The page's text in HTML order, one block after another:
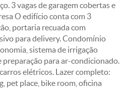
3 vagas de garagem cobertas e
O edifício conta com 3
portaria recuada com
para delivery. Condomínio
sistema de irrigação
para ar-condicionado.
elétricos. Lazer completo:
pet place, bike room, oficina